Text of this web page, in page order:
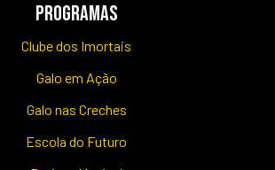
PROGRAMAS
Clube dos Imortais
Galo em Ação
Galo nas Creches
Escola do Futuro